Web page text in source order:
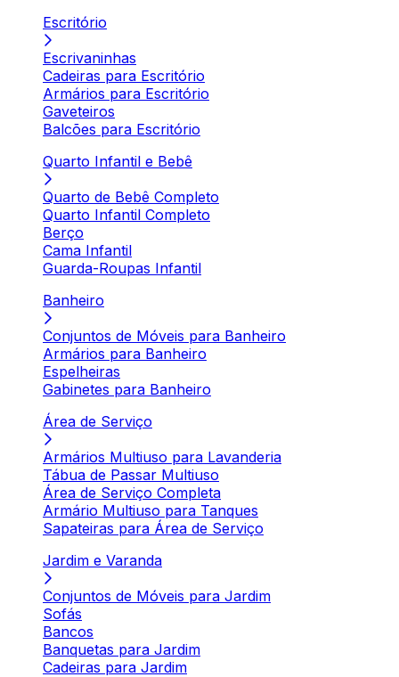
Escritório
Escrivaninhas
Cadeiras para Escritório
Armários para Escritório
Gaveteiros
Balcões para Escritório
Quarto Infantil e Bebê
Quarto de Bebê Completo
Quarto Infantil Completo
Berço
Cama Infantil
Guarda-Roupas Infantil
Banheiro
Conjuntos de Móveis para Banheiro
Armários para Banheiro
Espelheiras
Gabinetes para Banheiro
Área de Serviço
Armários Multiuso para Lavanderia
Tábua de Passar Multiuso
Área de Serviço Completa
Armário Multiuso para Tanques
Sapateiras para Área de Serviço
Jardim e Varanda
Conjuntos de Móveis para Jardim
Sofás
Bancos
Banquetas para Jardim
Cadeiras para Jardim